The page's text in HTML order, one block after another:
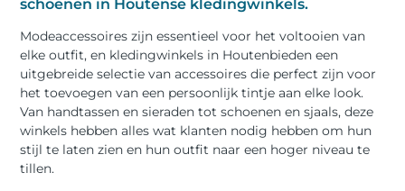
schoenen in Houtense kledingwinkels.
Modeaccessoires zijn essentieel voor het voltooien van
elke outfit, en kledingwinkels in Houtenbieden een
uitgebreide selectie van accessoires die perfect zijn voor
het toevoegen van een persoonlijk tintje aan elke look.
Van handtassen en sieraden tot schoenen en sjaals, deze
winkels hebben alles wat klanten nodig hebben om hun
stijl te laten zien en hun outfit naar een hoger niveau te
tillen.